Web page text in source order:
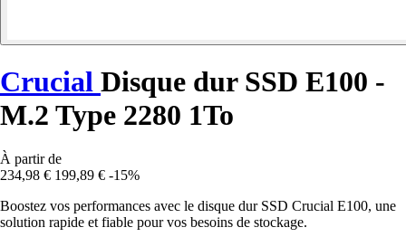
Crucial Disque dur SSD E100 -
M.2 Type 2280 1To
À partir de
234,98 € 199,89 € -15%
Boostez vos performances avec le disque dur SSD Crucial E100, une
solution rapide et fiable pour vos besoins de stockage.